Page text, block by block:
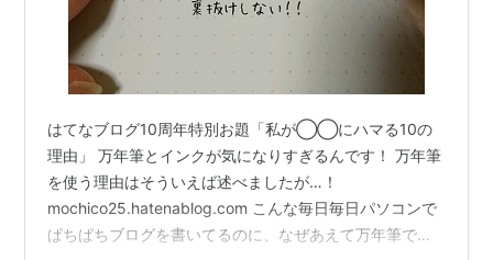
はてなブログ10周年特別お題「私が◯◯にハマる10の
理由」 万年筆とインクが気になりすぎるんです！ 万年筆
を使う理由はそういえば述べましたが…！
mochico25.hatenablog.com こんな毎日毎日パソコンで
ぱちぱちブログを書いてるのに、なぜあえて万年筆で゛